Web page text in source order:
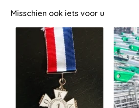
Misschien ook iets voor u